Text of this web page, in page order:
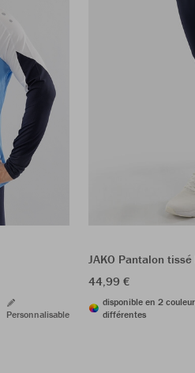
Personnalisable
JAKO Pantalon
44,99 €
disponible en 2
différentes